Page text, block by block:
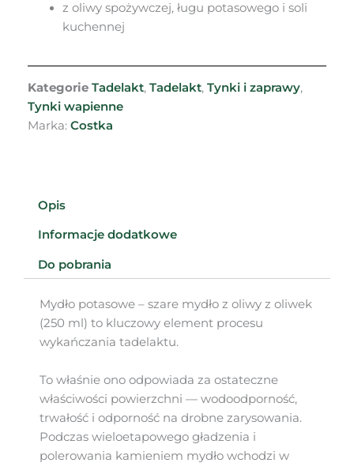
z oliwy spożywczej, ługu potasowego i soli
kuchennej
Kategorie Tadelakt, Tadelakt, Tynki i zaprawy,
Tynki wapienne
Marka: Costka
Opis
Informacje dodatkowe
Do pobrania
Mydło potasowe – szare mydło z oliwy z oliwek
(250 ml) to kluczowy element procesu
wykańczania tadelaktu.
To właśnie ono odpowiada za ostateczne
właściwości powierzchni — wodoodporność,
trwałość i odporność na drobne zarysowania.
Podczas wieloetapowego gładzenia i
polerowania kamieniem mydło wchodzi w